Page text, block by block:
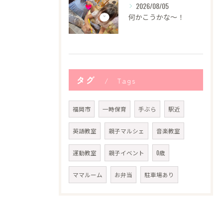
2026/08/05
何かこうかな〜！
タグ Tags
福岡市 一時保育 手ぶら 駅近
英語教室 親子マルシェ 音楽教室
運動教室 親子イベント 0歳
ママルーム お弁当 駐車場あり